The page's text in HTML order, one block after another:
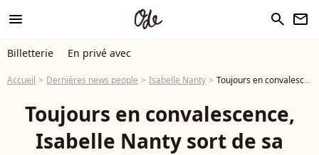
menu search newsletter
Billetterie En privé avec
Accueil Dernières news people Isabelle Nanty Toujours en convalescence, Isabelle Nanty sort de sa réserve pour une occasion bien particulière
Toujours en convalescence,
Isabelle Nanty sort de sa